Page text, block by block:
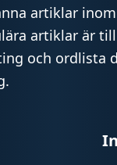
artiklar
artiklar är
och ordlista